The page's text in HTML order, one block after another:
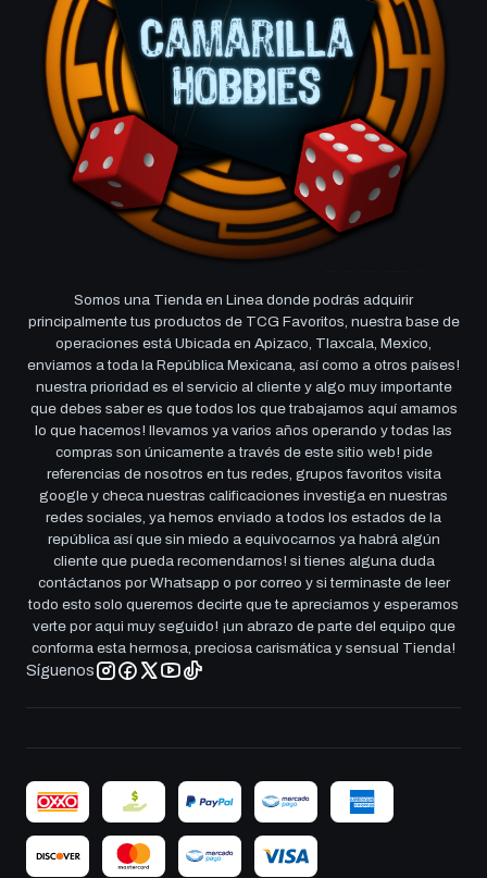
Somos una Tienda en Linea donde podrás adquirir
principalmente tus productos de TCG Favoritos, nuestra base de
operaciones está Ubicada en Apizaco, Tlaxcala, Mexico,
enviamos a toda la República Mexicana, así como a otros países!
nuestra prioridad es el servicio al cliente y algo muy importante
que debes saber es que todos los que trabajamos aquí amamos
lo que hacemos! llevamos ya varios años operando y todas las
compras son únicamente a través de este sitio web! pide
referencias de nosotros en tus redes, grupos favoritos visita
google y checa nuestras calificaciones investiga en nuestras
redes sociales, ya hemos enviado a todos los estados de la
república así que sin miedo a equivocarnos ya habrá algún
cliente que pueda recomendarnos! si tienes alguna duda
contáctanos por Whatsapp o por correo y si terminaste de leer
todo esto solo queremos decirte que te apreciamos y esperamos
verte por aqui muy seguido! ¡un abrazo de parte del equipo que
conforma esta hermosa, preciosa carismática y sensual Tienda!
Síguenos